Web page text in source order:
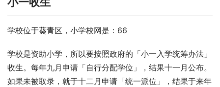
学校位于葵青区，小学校网是：66
学校是资助小学，所以要按照政府的「小一入学统筹办法」
收生。每年九月申请「自行分配学位」，结果十一月公布。
如果未被取录，就于十二月申请「统一派位」，结果于来年